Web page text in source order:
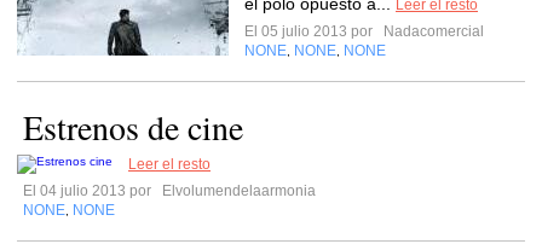
Leer el resto
El 05 julio 2013 por
Nadacomercial
NONE NONE NONE
Estrenos de cine
Leer el resto
El 04 julio 2013 por
Elvolumendelaarmonia
NONE NONE